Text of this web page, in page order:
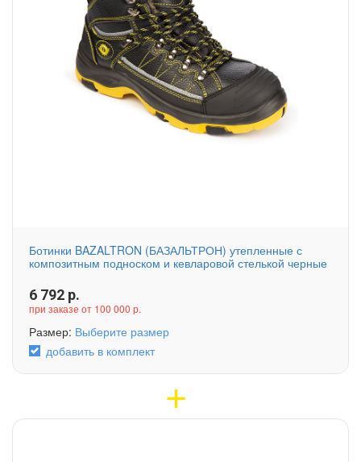
Ботинки BAZALTRON (БАЗАЛЬТРОН) утепленные с
композитным подноском и кевларовой стелькой черные
6 792 р.
при заказе от 100 000 р.
Размер: Выберите размер
добавить в комплект